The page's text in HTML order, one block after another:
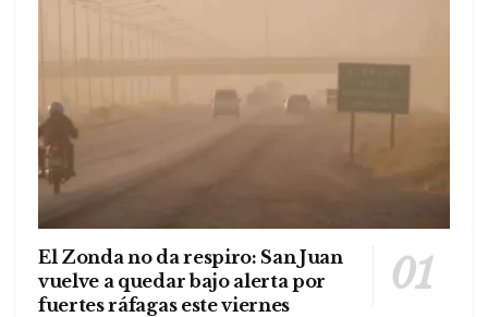
El Zonda no da respiro: San Juan
vuelve a quedar bajo alerta por
fuertes ráfagas este viernes